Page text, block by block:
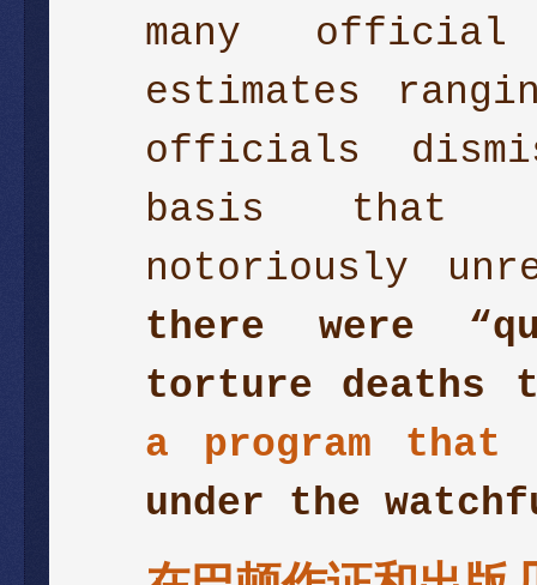
many official
estimates
officials
basis that
notoriously
there were
torture deaths
a program
under the